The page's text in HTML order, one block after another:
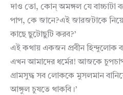
দাও তো, কোন্ অমঙ্গল যে বাচ্চাটা
পাপ, কে জানে?এই জারজটাকে
কাছে ছুটোছুটি করব?’
এই কথায় একজন প্রবীন হিন্দুলোক
এখন আমাদের ধর্মের! আজকে
গ্রামসুদ্ধ সব লোককে মুসলমান
আঙ্গুল চুষতে থাকবি।’